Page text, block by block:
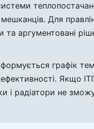
Для
аргументовані
графік
Якщо
і радіатори не